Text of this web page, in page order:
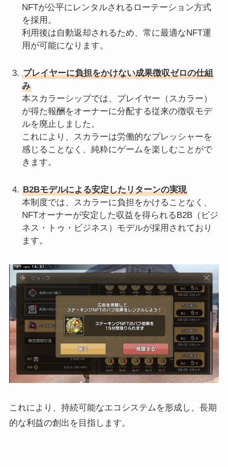
NFTが公平にレンタルされるローテーション方式
を採用。
利用後は自動返却されるため、常に最適なNFT運
用が可能になります。
プレイヤーに負担をかけない成果徴収ゼロの仕組
み
本スカラーシップでは、プレイヤー（スカラー）
が得た報酬をオーナーに分配する従来の徴収モデ
ルを廃止しました。
これにより、スカラーは労働的なプレッシャーを
感じることなく、純粋にゲームを楽しむことがで
きます。
B2Bモデルによる安定したリターンの実現
本制度では、スカラーに負担をかけることなく、
NFTオーナーが安定した収益を得られるB2B（ビジ
ネス・トゥ・ビジネス）モデルが採用されており
ます。
これにより、持続可能なエコシステムを形成し、長期
的な利益の創出を目指します。